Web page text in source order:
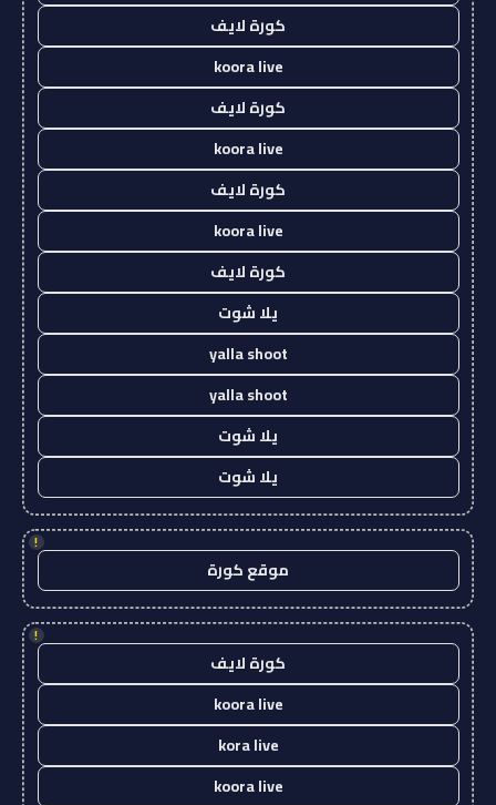
كورة لايف
koora live
كورة لايف
koora live
كورة لايف
koora live
كورة لايف
يلا شوت
yalla shoot
yalla shoot
يلا شوت
يلا شوت
!
موقع كورة
!
كورة لايف
koora live
kora live
koora live